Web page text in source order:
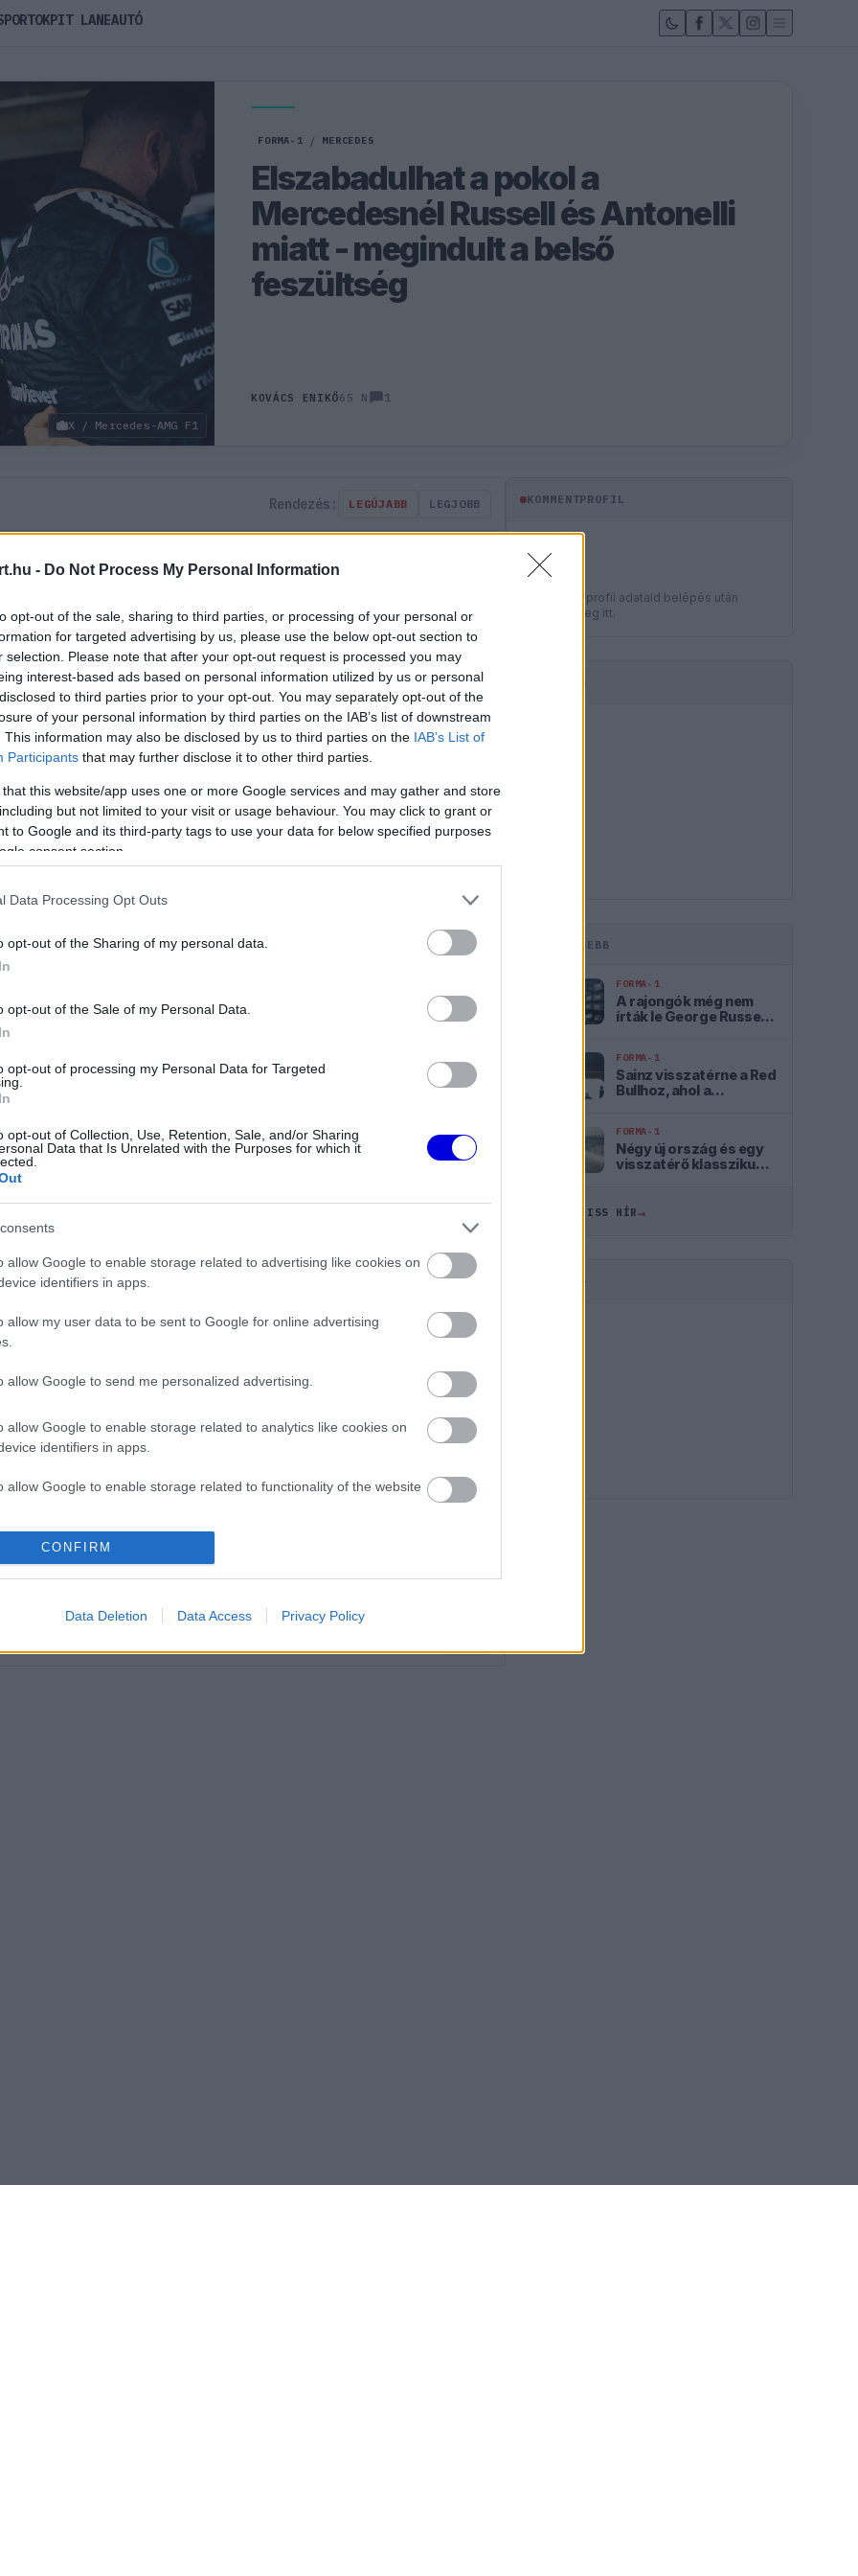
- Do Not Process My Personal Information
opt-out of the sale, sharing to third parties, or processing of your personal or
for targeted advertising by us, please use the below opt-out section to
selection. Please note that after your opt-out request is processed you may
interest-based ads based on personal information utilized by us or personal
to third parties prior to your opt-out. You may separately opt-out of the
of your personal information by third parties on the IAB’s list of downstream
This information may also be disclosed by us to third parties on the IAB’s List of
Participants that may further disclose it to other third parties.
that this website/app uses one or more Google services and may gather and store
but not limited to your visit or usage behaviour. You may click to grant or
to Google and its third-party tags to use your data for below specified purposes
consent section.
Data Processing Opt Outs
opt-out of the Sharing of my personal data.
opt-out of the Sale of my Personal Data.
opt-out of processing my Personal Data for Targeted
opt-out of Collection, Use, Retention, Sale, and/or Sharing
Data that Is Unrelated with the Purposes for which it
allow Google to enable storage related to advertising like cookies on
identifiers in apps.
allow my user data to be sent to Google for online advertising
allow Google to send me personalized advertising.
allow Google to enable storage related to analytics like cookies on
identifiers in apps.
allow Google to enable storage related to functionality of the website
allow Google to enable storage related to personalization.
functionality and fraud prevention, and other user protection.
CONFIRM
Data Deletion Data Access Privacy Policy
X / Mercedes-AMG F1
FORMA-1 / MERCEDES
Elszabadulhat a pokol a
Mercedesnél Russell és Antonelli
miatt - megindult a belső
feszültség
KOVÁCS ENIKŐ65 N 1
Rendezés: LEGÚJABB LEGJOBB
mail alapú rendszerre.
A világbajnok wokingiak Kanadában rossz
el a Kínai Nagydíj után, mégis jubileumot ünnepelnek
999. versenye, 60 évvel a hercegségbeli bemutatkozás
az 1000-es számmal áll rajthoz, mivel a sanghaji sprinten
annak ellenére, hogy a főfutamon nem vettek részt. " -
MAGUKAT.
is.
F1-es futamra 2028-tól
életét a McLarennél 13:27
mindenki ezt másolhatja
KOMMENTPROFIL
?
A kommentprofil adataid belépés után
jelennek meg itt.
HIRDETÉS
LEGFRISSEBB
FORMA-1
A rajongók még nem
írták le George Russellt
FORMA-1
Sainz visszatérne a Red
Bullhoz, ahol a
FORMA-1
Négy új ország és egy
visszatérő klasszikus
ÖSSZES FRISS HÍR→
HIRDETÉS
PIT LANEAUTÓ